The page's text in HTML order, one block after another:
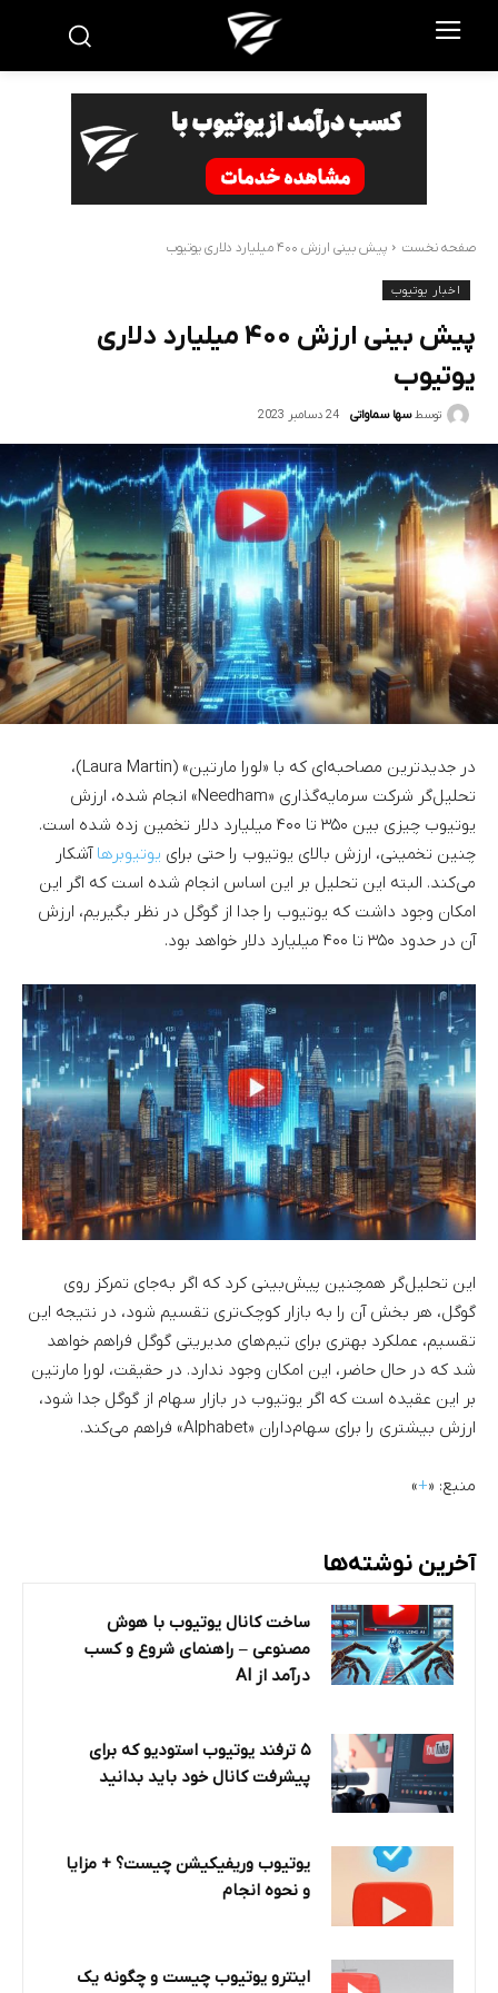
صفحه نخست پیش بینی ارزش ۴۰۰ میلیارد دلاری یوتیوب
اخبار یوتیوب
پیش بینی ارزش ۴۰۰ میلیارد دلاری
یوتیوب
توسط سها سماواتی 24 دسامبر 2023
در جدیدترین مصاحبه‌ای که با «لورا مارتین» (Laura Martin)،
تحلیل‌گر شرکت سرمایه‌گذاری «Needham» انجام شده، ارزش
یوتیوب چیزی بین ۳۵۰ تا ۴۰۰ میلیارد دلار تخمین زده شده است.
چنین تخمینی، ارزش بالای یوتیوب را حتی برای یوتیوبرها آشکار
می‌کند. البته این تحلیل بر این اساس انجام شده است که اگر این
امکان وجود داشت که یوتیوب را جدا از گوگل در نظر بگیریم، ارزش
آن در حدود ۳۵۰ تا ۴۰۰ میلیارد دلار خواهد بود.
این تحلیل‌گر همچنین پیش‌بینی کرد که اگر به‌‌جای تمرکز روی
گوگل، هر بخش آن را به بازار کوچک‌تری تقسیم شود، در نتیجه این
تقسیم، عملکرد بهتری برای تیم‌های مدیریتی گوگل فراهم خواهد
شد که در حال حاضر، این امکان وجود ندارد. در حقیقت، لورا مارتین
بر این عقیده است که اگر یوتیوب در بازار سهام از گوگل جدا شود،‌
ارزش بیشتری را برای سهام‌داران «Alphabet» فراهم می‌کند.
منبع: «+
»
آخرین نوشته‌ها
ساخت کانال یوتیوب با هوش
مصنوعی – راهنمای شروع و کسب
درآمد از AI
۵ ترفند یوتیوب استودیو که برای
پیشرفت کانال خود باید بدانید
یوتیوب وریفیکیشن چیست؟ + مزایا
و نحوه انجام
اینترو یوتیوب چیست و چگونه یک